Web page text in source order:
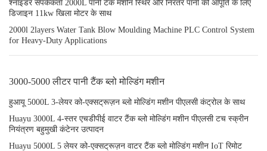
श्नाइडर संपर्ककर्ता 2000L पानी टैंक मशीन स्थिर और निरंतर पानी की आपूर्ति के लिए
डिजाइन 11kw खिला मोटर के साथ
2000l 2layers Water Tank Blow Moulding Machine PLC Control System
for Heavy-Duty Applications
3000-5000 लीटर पानी टैंक ब्लो मोल्डिंग मशीन
हुआयू 5000L 3-लेयर को-एक्सट्रूज़न ब्लो मोल्डिंग मशीन पीएलसी कंट्रोल के साथ
Huayu 3000L 4-स्तर एचडीपीई वाटर टैंक ब्लो मोल्डिंग मशीन पीएलसी टच स्क्रीन
नियंत्रण बहुमुखी कंटेनर उत्पादन
Huayu 5000L 5 लेयर को-एक्सट्रूज़न वाटर टैंक ब्लो मोल्डिंग मशीन IoT रिमोट